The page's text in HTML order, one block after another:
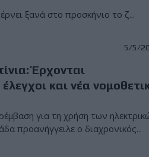
ξανά στο προσκήνιο το ζ...
5/5/
Έρχονται
και νέα
για τη χρήση των
προανήγγειλε ο διαχρονικός...